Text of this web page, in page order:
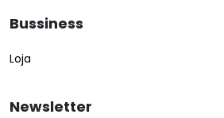
Bussiness
Loja
Newsletter